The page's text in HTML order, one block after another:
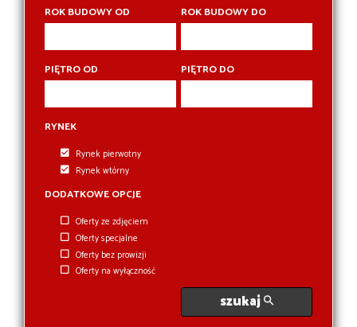
6 pokoi
6 pokoi
ROK BUDOWY OD ROK BUDOWY DO
PIĘTRO OD PIĘTRO DO
RYNEK
Rynek pierwotny
Rynek wtórny
DODATKOWE OPCJE
Oferty ze zdjęciem
Oferty specjalne
Oferty bez prowizji
Oferty na wyłączność
szukaj